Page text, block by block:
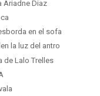
Ariadne Diaz
en el sofa
la luz del antro
de Lalo Trelles